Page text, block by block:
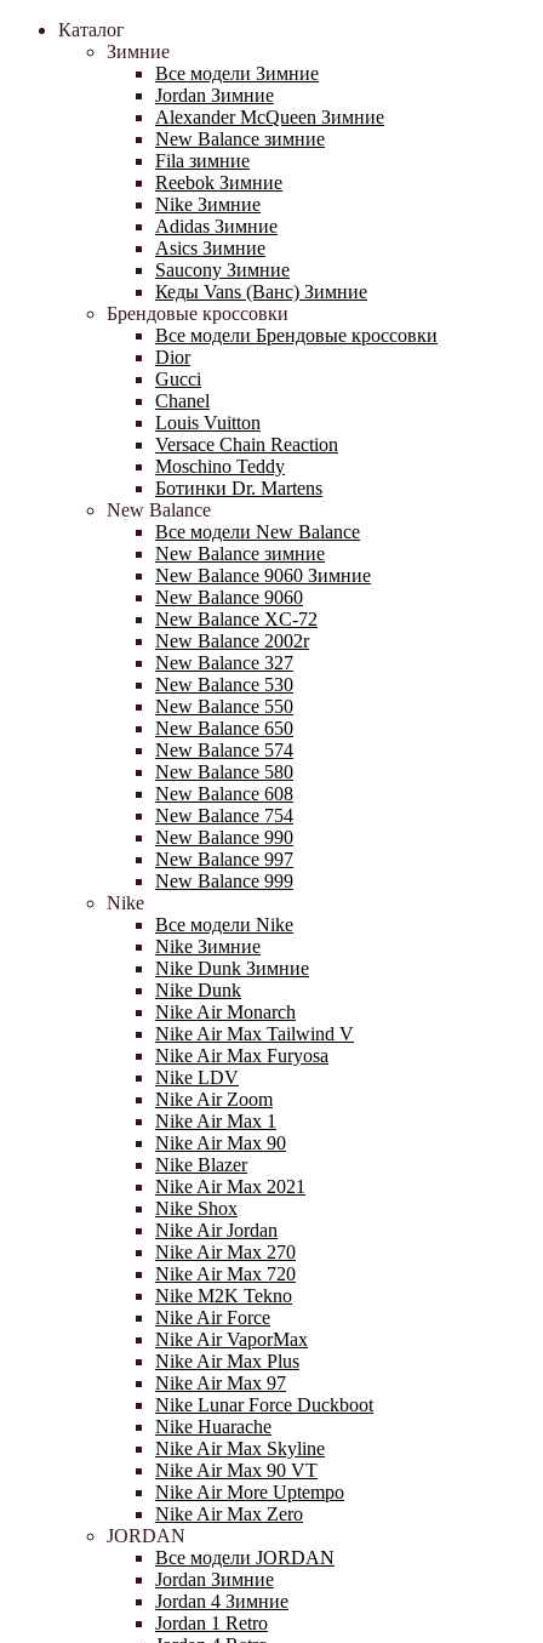
Каталог
Зимние
Все модели Зимние
Jordan Зимние
Alexander McQueen Зимние
New Balance зимние
Fila зимние
Reebok Зимние
Nike Зимние
Adidas Зимние
Asics Зимние
Saucony Зимние
Кеды Vans (Ванс) Зимние
Брендовые кроссовки
Все модели Брендовые кроссовки
Dior
Gucci
Chanel
Louis Vuitton
Versace Chain Reaction
Moschino Teddy
Ботинки Dr. Martens
New Balance
Все модели New Balance
New Balance зимние
New Balance 9060 Зимние
New Balance 9060
New Balance XC-72
New Balance 2002r
New Balance 327
New Balance 530
New Balance 550
New Balance 650
New Balance 574
New Balance 580
New Balance 608
New Balance 754
New Balance 990
New Balance 997
New Balance 999
Nike
Все модели Nike
Nike Зимние
Nike Dunk Зимние
Nike Dunk
Nike Air Monarch
Nike Air Max Tailwind V
Nike Air Max Furyosa
Nike LDV
Nike Air Zoom
Nike Air Max 1
Nike Air Max 90
Nike Blazer
Nike Air Max 2021
Nike Shox
Nike Air Jordan
Nike Air Max 270
Nike Air Max 720
Nike M2K Tekno
Nike Air Force
Nike Air VaporMax
Nike Air Max Plus
Nike Air Max 97
Nike Lunar Force Duckboot
Nike Huarache
Nike Air Max Skyline
Nike Air Max 90 VT
Nike Air More Uptempo
Nike Air Max Zero
JORDAN
Все модели JORDAN
Jordan Зимние
Jordan 4 Зимние
Jordan 1 Retro